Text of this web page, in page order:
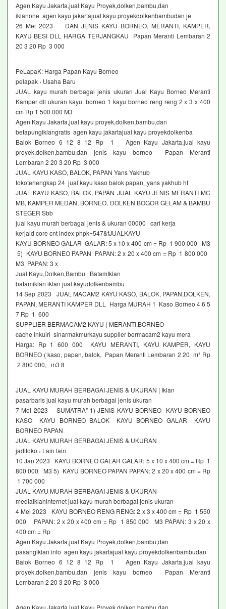
Agen Kayu Jakarta,jual Kayu Proyek,dolken,bambu,dan
iklanone agen kayu jakartajual kayu proyekdolkenbambudan je
26 Mei 2023 DAN JENIS KAYU BORNEO, MERANTI, KAMPER,
KAYU BESI DLL HARGA TERJANGKAU Papan Meranti Lembaran 2
20 3 20 Rp 3 000
PeLapaK: Harga Papan Kayu Borneo
pelapak › Usaha Baru
JUAL kayu murah berbagai jenis ukuran Jual Kayu Borneo Meranti
Kamper dll ukuran kayu borneo 1 kayu borneo reng reng 2 x 3 x 400
cm Rp 1 500 000 M3
Agen Kayu Jakarta,jual kayu proyek,dolken,bambu,dan
betapungiklangratis agen kayu jakartajual kayu proyekdolkenba
Balok Borneo 6 12 8 12 Rp 1 Agen Kayu Jakarta,jual kayu
proyek,dolken,bambu,dan jenis kayu borneo Papan Meranti
Lembaran 2 20 3 20 Rp 3 000
JUAL KAYU KASO, BALOK, PAPAN Yans Yakhub
tokoterlengkap 24 jual kayu kaso balok papan_yans yakhub ht
JUAL KAYU KASO, BALOK, PAPAN JUAL KAYU JENIS MERANTI MC
MB, KAMPER MEDAN, BORNEO, DOLKEN BOGOR GELAM & BAMBU
STEGER Sbb
jual kayu murah berbagai jenis & ukuran 00000 cari kerja
kerjaid core cnt index phpk=547&fJUALKAYU
KAYU BORNEO GALAR GALAR: 5 x 10 x 400 cm = Rp 1 900 000 M3
5) KAYU BORNEO PAPAN PAPAN: 2 x 20 x 400 cm = Rp 1 800 000
M3 PAPAN: 3 x
Jual Kayu,Dolken,Bambu BatamIklan
batamiklan iklan jual kayudolkenbambu
14 Sep 2023 JUAL MACAM2 KAYU KASO, BALOK, PAPAN,DOLKEN,
PAPAN, MERANTI KAMPER DLL Harga MURAH 1 Kaso Borneo 4 6 5
7 Rp 1 600
SUPPLIER BERMACAM2 KAYU ( MERANTI,BORNEO
cache inkuiri sinarmakmurkayu supplier bermacam2 kayu mera
Harga: Rp 1 600 000 KAYU MERANTI, KAYU KAMPER, KAYU
BORNEO ( kaso, papan, balok, Papan Meranti Lembaran 2 20 m³ Rp
2 800 000, m3 8
JUAL KAYU MURAH BERBAGAI JENIS & UKURAN | Iklan
pasarbaris jual kayu murah berbagai jenis ukuran
7 Mei 2023 SUMATRA" 1) JENIS KAYU BORNEO KAYU BORNEO
KASO KAYU BORNEO BALOK KAYU BORNEO GALAR KAYU
BORNEO PAPAN
JUAL KAYU MURAH BERBAGAI JENIS & UKURAN
jaditoko › Lain lain
10 Jan 2023 KAYU BORNEO GALAR GALAR: 5 x 10 x 400 cm = Rp 1
800 000 M3 5) KAYU BORNEO PAPAN PAPAN: 2 x 20 x 400 cm = Rp
1 700 000
JUAL KAYU MURAH BERBAGAI JENIS & UKURAN
mediaiklaninternet jual kayu murah berbagai jenis ukuran
4 Mei 2023 KAYU BORNEO RENG RENG: 2 x 3 x 400 cm = Rp 1 550
000 PAPAN: 2 x 20 x 400 cm = Rp 1 850 000 M3 PAPAN: 3 x 20 x
400 cm = Rp
Agen Kayu Jakarta,jual Kayu Proyek,dolken,bambu,dan
pasangiklan info agen kayu jakartajual kayu proyekdolkenbambudan
Balok Borneo 6 12 8 12 Rp 1 Agen Kayu Jakarta,jual kayu
proyek,dolken,bambu,dan jenis kayu borneo Papan Meranti
Lembaran 2 20 3 20 Rp 3 000
Agen Kayu Jakarta,jual Kayu Proyek,dolken,bambu,dan